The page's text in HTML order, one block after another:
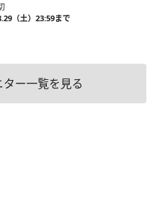
（土）23:59まで
ー一覧を見る